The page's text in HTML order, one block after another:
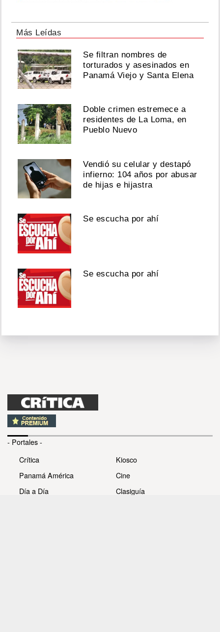
Más Leídas
Se filtran nombres de
torturados y asesinados en
Panamá Viejo y Santa Elena
Doble crimen estremece a
residentes de La Loma, en
Pueblo Nuevo
Vendió su celular y destapó
infierno: 104 años por abusar
de hijas e hijastra
Se escucha por ahí
Se escucha por ahí
- Portales -
Crítica
Panamá América
Día a Día
Kiosco
Cine
Clasiguía